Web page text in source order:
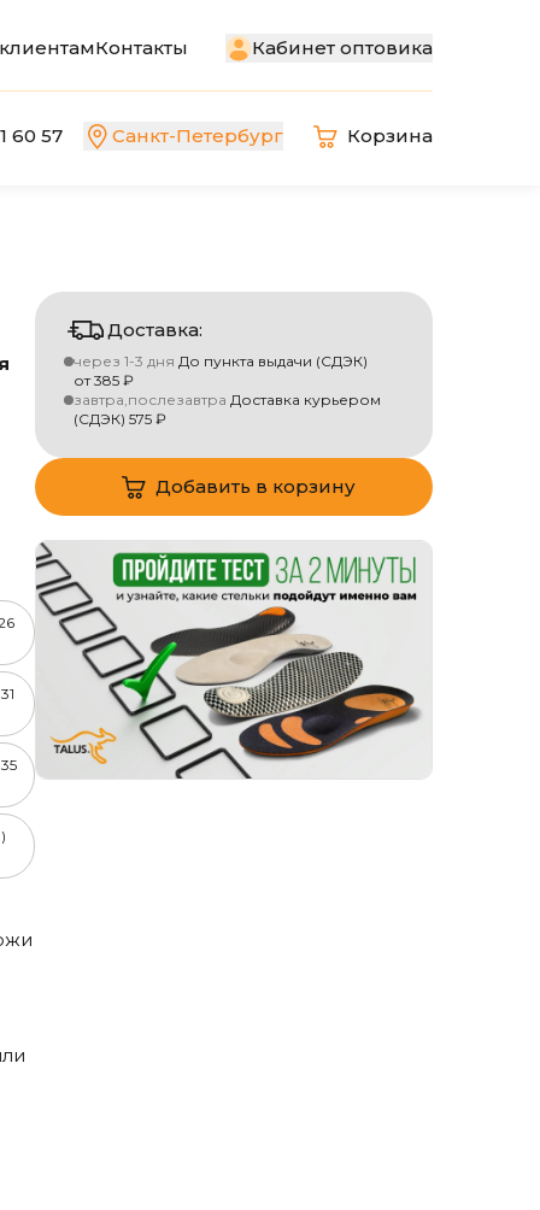
Контакты Кабинет оптовика
60 57 Санкт-Петербург Корзина
Доставка:
через 1-3 дня До пункта выдачи (СДЭК)
от385₽
завтра,послезавтра Доставка курьером
(СДЭК) 575₽
Добавить в корзину